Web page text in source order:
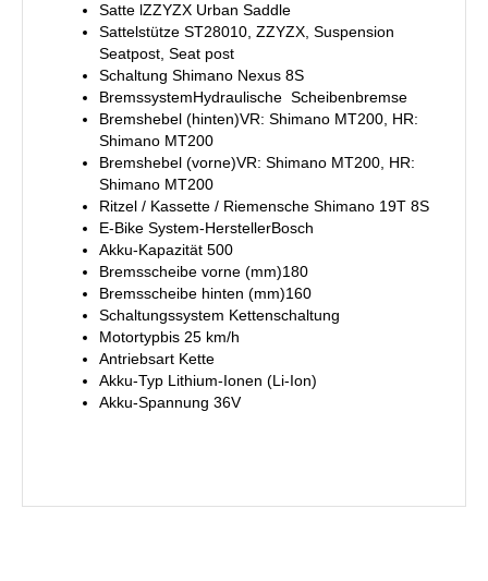
Satte lZZYZX Urban Saddle
Sattelstütze ST28010, ZZYZX, Suspension
Seatpost, Seat post
Schaltung Shimano Nexus 8S
BremssystemHydraulische Scheibenbremse
Bremshebel (hinten)VR: Shimano MT200, HR:
Shimano MT200
Bremshebel (vorne)VR: Shimano MT200, HR:
Shimano MT200
Ritzel / Kassette / Riemensche Shimano 19T 8S
E-Bike System-HerstellerBosch
Akku-Kapazität 500
Bremsscheibe vorne (mm)180
Bremsscheibe hinten (mm)160
Schaltungssystem Kettenschaltung
Motortypbis 25 km/h
Antriebsart Kette
Akku-Typ Lithium-Ionen (Li-Ion)
Akku-Spannung 36V